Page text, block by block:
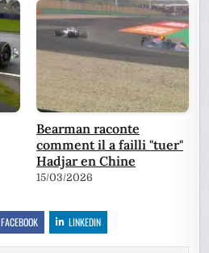
Bearman raconte
comment il a failli "tuer"
Hadjar en Chine
15/03/2026
FACEBOOK LINKEDIN